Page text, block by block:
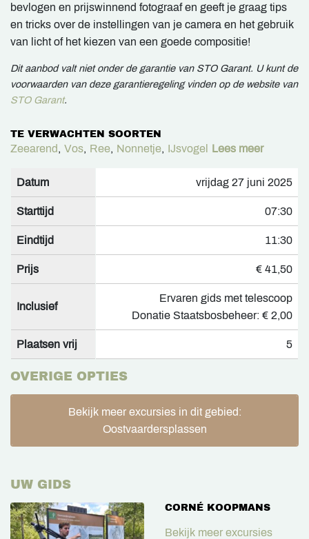
bevlogen en prijswinnend fotograaf en geeft je graag tips
en tricks over de instellingen van je camera en het gebruik
van licht of het kiezen van een goede compositie!
Dit aanbod valt niet onder de garantie van STO Garant. U kunt de
voorwaarden van deze garantieregeling vinden op de website van
STO Garant.
TE VERWACHTEN SOORTEN
Zeearend, Vos, Ree, Nonnetje, IJsvogel Lees meer
Datum vrijdag 27 juni 2025
Starttijd 07:30
Eindtijd 11:30
Prijs € 41,50
Inclusief
Ervaren gids met telescoop
Donatie Staatsbosbeheer: € 2,00
Plaatsen vrij 5
OVERIGE OPTIES
Bekijk meer excursies in dit gebied:
Oostvaardersplassen
UW GIDS
CORNÉ KOOPMANS
Bekijk meer excursies